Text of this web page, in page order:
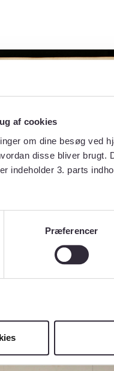
af cookies
om dine besøg ved
disse bliver
indeholder 3. parts
Præferencer